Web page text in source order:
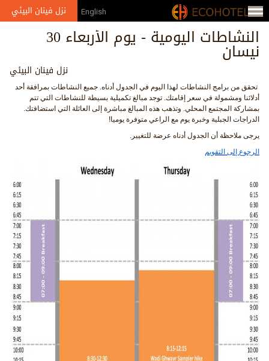
Jump to navigation
English نزل فينان البيئي
النشاطات اليومية - يوم الأربعاء 30
نيسان
نزل فينان البيئي
تحقق من برامج النشاطات لهذا اليوم في الجدول أدناه. جميع النشاطات بمرافقة أحد
أدلائنا ومشمولة في سعر إقامتك. توجد مبالغ تكميلية بسيطة للنشاطات التي تتم
بمشاركة المجتمع المحلي. وتذهب هذه المبالغ مباشرة إلى العائلة التي استضافتك.
الدراجات الجبلية وخبرة يوم مع الراعي متوفرة يوميا!
يرجى ملاحظة أن الجدول أدناه عرضة للتغيير.
الرجوع إلى التقويم